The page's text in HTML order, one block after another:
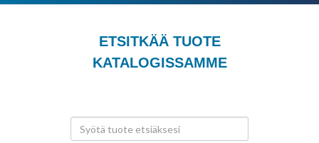
ETSITKÄÄ TUOTE
KATALOGISSAMME